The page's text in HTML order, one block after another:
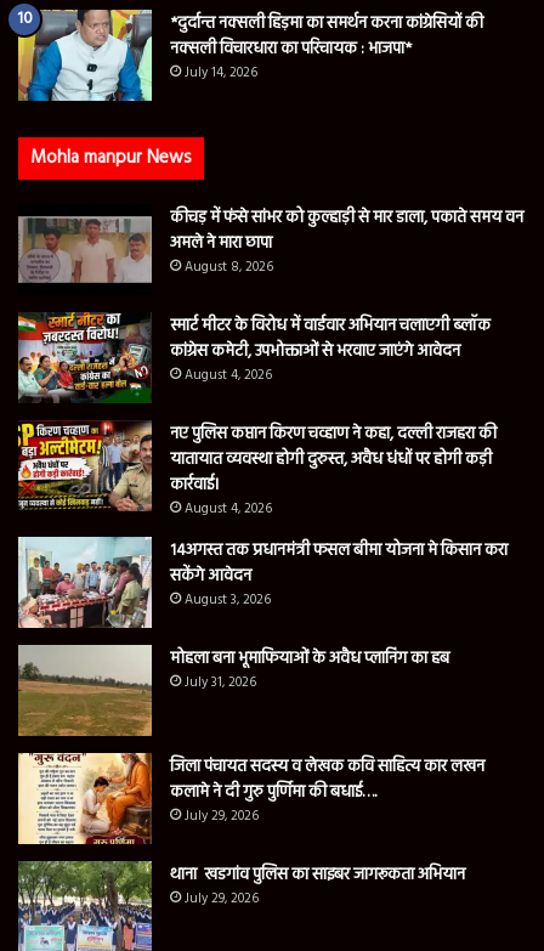
*दुर्दान्त नक्सली हिड़मा का समर्थन करना कांग्रेसियों की
नक्सली विचारधारा का परिचायक : भाजपा*
July 14, 2026
Mohla manpur News
कीचड़ में फंसे सांभर को कुल्हाड़ी से मार डाला, पकाते समय वन
अमले ने मारा छापा
August 8, 2026
स्मार्ट मीटर के विरोध में वार्डवार अभियान चलाएगी ब्लॉक
कांग्रेस कमेटी, उपभोक्ताओं से भरवाए जाएंगे आवेदन
August 4, 2026
नए पुलिस कप्तान किरण चव्हाण ने कहा, दल्ली राजहरा की
यातायात व्यवस्था होगी दुरुस्त, अवैध धंधों पर होगी कड़ी
कार्रवाई।
August 4, 2026
14अगस्त तक प्रधानमंत्री फसल बीमा योजना मे किसान करा
सकेंगे आवेदन
August 3, 2026
मोहला बना भूमाफियाओं के अवैध प्लानिंग का हब
July 31, 2026
जिला पंचायत सदस्य व लेखक कवि साहित्य कार लखन
कलामे ने दी गुरु पुर्णिमा की बधाई….
July 29, 2026
थाना खडगांव पुलिस का साइबर जागरूकता अभियान
July 29, 2026